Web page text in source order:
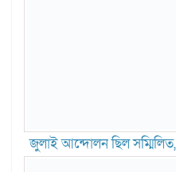
জুলাই আন্দোলন ছিল সম্মিলিত,